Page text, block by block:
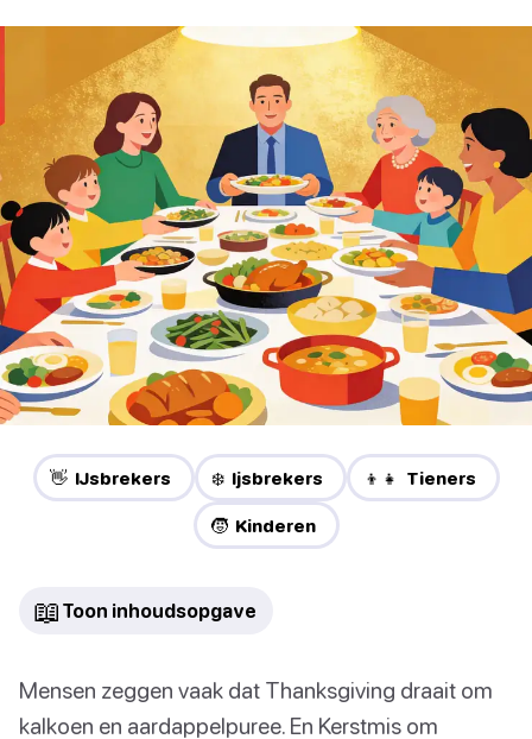
👋 IJsbrekers ❄️ Ijsbrekers 👦👧 Tieners
🧒 Kinderen
📖 Toon inhoudsopgave
Mensen zeggen vaak dat Thanksgiving draait om
kalkoen en aardappelpuree. En Kerstmis om